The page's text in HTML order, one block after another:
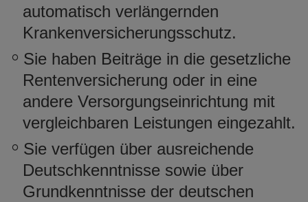
automatisch verlängernden
Krankenversicherungsschutz.
Sie haben Beiträge in die gesetzliche
Rentenversicherung oder in eine
andere Versorgungseinrichtung mit
vergleichbaren Leistungen eingezahlt.
Sie verfügen über ausreichende
Deutschkenntnisse sowie über
Grundkenntnisse der deutschen